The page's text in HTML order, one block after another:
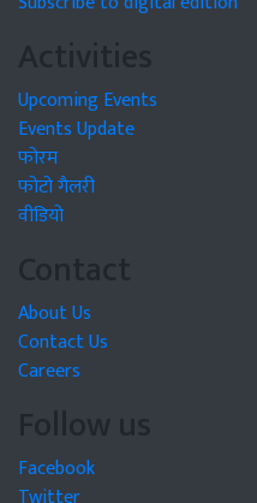
Activities
Upcoming Events
Events Update
फोरम
फोटो गैलरी
वीडियो
Contact
About Us
Contact Us
Careers
Follow us
Facebook